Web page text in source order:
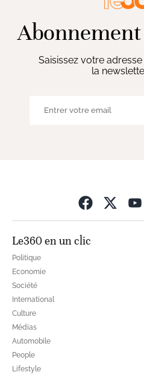
Saisissez votre
la
Le360 en un clic
Politique
Economie
Société
International
Culture
Médias
Automobile
People
Lifestyle